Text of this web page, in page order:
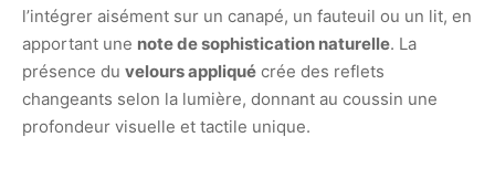
l’intégrer aisément sur un canapé, un fauteuil ou un lit, en
apportant une note de sophistication naturelle. La
présence du velours appliqué crée des reflets
changeants selon la lumière, donnant au coussin une
profondeur visuelle et tactile unique.